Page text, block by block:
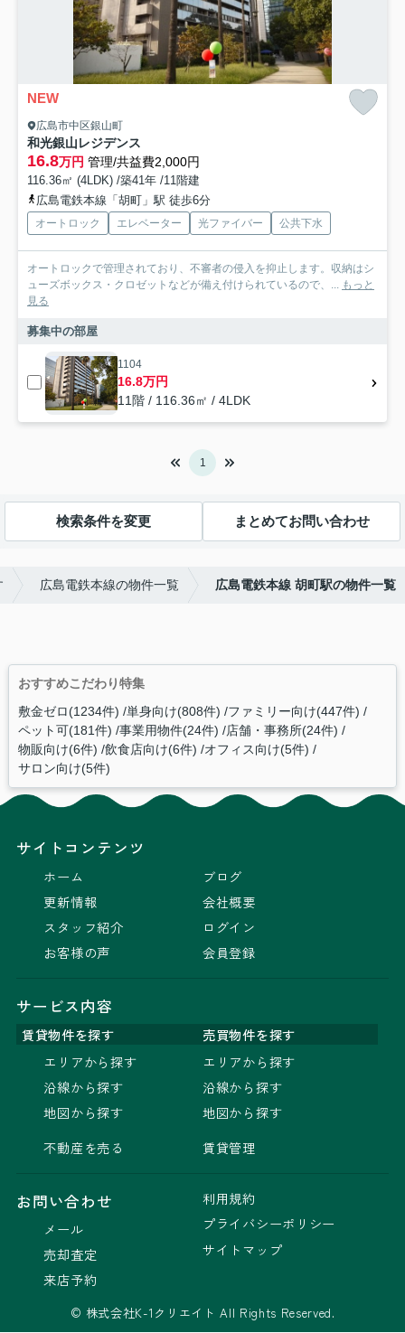
NEW
広島市中区銀山町
和光銀山レジデンス
16.8万円 管理/共益費2,000円
116.36㎡ (4LDK) /築41年 /11階建
広島電鉄本線「胡町」駅 徒歩6分
オートロック エレベーター 光ファイバー 公共下水
オートロックで管理されており、不審者の侵入を抑止します。収納はシ
ューズボックス・クロゼットなどが備え付けられているので、...
もっと
見る
募集中の部屋
1104
16.8万円
11階 / 116.36㎡ / 4LDK
1
検索条件を変更 まとめてお問い合わせ
広島電鉄本線の物件一覧 広島電鉄本線 胡町駅の物件一覧
おすすめこだわり特集
敷金ゼロ(1234件) 単身向け(808件) ファミリー向け(447件)
ペット可(181件) 事業用物件(24件) 店舗・事務所(24件)
物販向け(6件) 飲食店向け(6件) オフィス向け(5件)
サロン向け(5件)
サイトコンテンツ
ホーム
更新情報
スタッフ紹介
お客様の声
ブログ
会社概要
ログイン
会員登録
サービス内容
賃貸物件を探す
売買物件を探す
エリアから探す
沿線から探す
地図から探す
不動産を売る
エリアから探す
沿線から探す
地図から探す
賃貸管理
お問い合わせ
メール
売却査定
来店予約
利用規約
プライバシーポリシー
サイトマップ
© 株式会社K-1クリエイト All Rights Reserved.